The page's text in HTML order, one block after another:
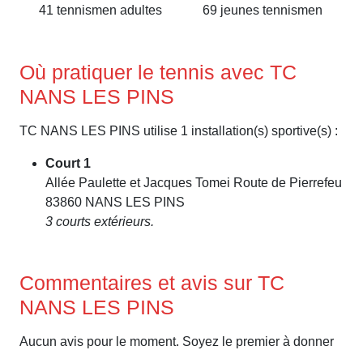
41 tennismen adultes 69 jeunes tennismen
Où pratiquer le tennis avec TC
NANS LES PINS
TC NANS LES PINS utilise 1 installation(s) sportive(s) :
Court 1
Allée Paulette et Jacques Tomei Route de Pierrefeu
83860 NANS LES PINS
3 courts extérieurs.
Commentaires et avis sur TC
NANS LES PINS
Aucun avis pour le moment. Soyez le premier à donner